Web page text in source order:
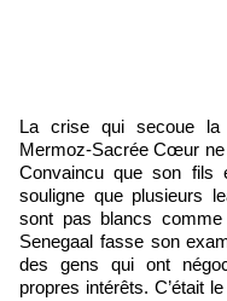
La crise qui secoue la mairie d’arrondissement de Sicap-
Mermoz-Sacrée Cœur ne
Convaincu que son fils
souligne que plusieurs
sont pas blancs
Senegaal fasse son
des gens qui ont
propres intérêts. C’était